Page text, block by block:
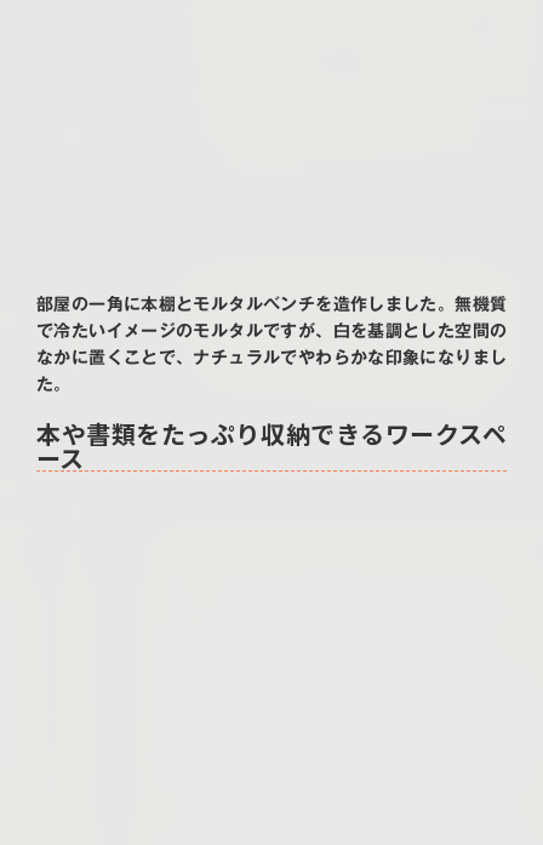
部屋の一角に本棚とモルタルベンチを造作しました。無機質
で冷たいイメージのモルタルですが、白を基調とした空間の
なかに置くことで、ナチュラルでやわらかな印象になりまし
た。
本や書類をたっぷり収納できるワークスペ
ース